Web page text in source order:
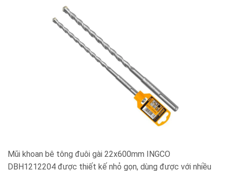
Mũi khoan bê tông đuôi gài 22x600mm INGCO
DBH1212204 được thiết kế nhỏ gọn, dùng được với nhiều